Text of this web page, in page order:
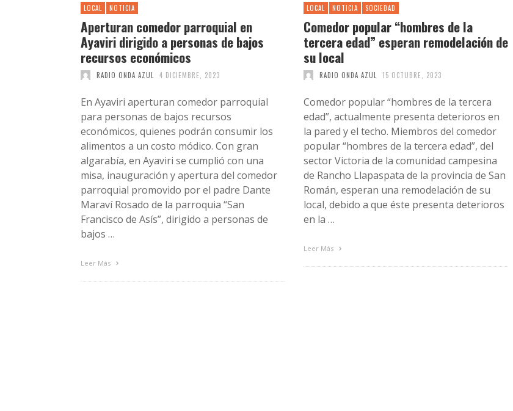
LOCAL NOTICIA
Aperturan comedor parroquial en
Ayaviri dirigido a personas de bajos
recursos económicos
RADIO ONDA AZUL 4 DICIEMBRE, 2023
En Ayaviri aperturan comedor parroquial
para personas de bajos recursos
económicos, quienes podrán consumir los
alimentos a un costo módico. Con gran
algarabía, en Ayaviri se cumplió con una
misa, inauguración y apertura del comedor
parroquial promovido por el padre Dante
Maraví Rosado de la parroquia “San
Francisco de Asís”, dirigido a personas de
bajos …
Leer Más
LOCAL NOTICIA SOCIEDAD
Comedor popular “hombres de la
tercera edad” esperan remodelación de
su local
RADIO ONDA AZUL 15 OCTUBRE, 2023
Comedor popular “hombres de la tercera
edad”, actualmente presenta deterioros en
la pared y el techo. Miembros del comedor
popular “hombres de la tercera edad”, del
sector Victoria de la comunidad campesina
de Rancho Llapaspata de la provincia de San
Román, esperan una remodelación de su
local, debido a que éste presenta deterioros
en la …
Leer Más